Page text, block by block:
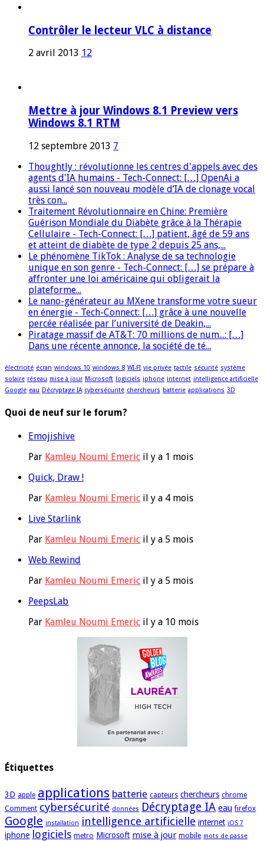
Contrôler le lecteur VLC à distance
2 avril 2013 12
Mettre à jour Windows 8.1 Preview vers
Windows 8.1 RTM
12 septembre 2013 7
Thoughtly : révolutionne les centres d'appels avec des
agents d'IA humains - Tech-Connect: […] OpenAi a
aussi lancé son nouveau modèle d’IA de clonage vocal
très con...
Traitement Révolutionnaire en Chine: Première
Guérison Mondiale du Diabète grâce à la Thérapie
Cellulaire - Tech-Connect: […] patient, âgé de 59 ans
et atteint de diabète de type 2 depuis 25 ans,...
Le phénomène TikTok : Analyse de sa technologie
unique en son genre - Tech-Connect: […] se prépare à
affronter une loi américaine qui obligerait la
plateforme...
Le nano-générateur au MXene transforme votre sueur
en énergie - Tech-Connect: […] grâce à une nouvelle
percée réalisée par l’université de Deakin,...
Piratage massif de AT&T: 70 millions de num...: […]
Dans une récente annonce, la société de té...
électricité écran windows 10 windows 8 WI-FI vie privée tactile sécurité système
solaire réseau mise à jour Microsoft logiciels iphone internet intelligence artificielle
Google eau Décryptage IA cybersécurité chercheurs batterie applications 3D
Quoi de neuf sur le forum?
Emojishive
Par Kamleu Noumi Emeric il y a 1 mois
Quick, Draw !
Par Kamleu Noumi Emeric il y a 4 mois
Live Starlink
Par Kamleu Noumi Emeric il y a 5 mois
Web Rewind
Par Kamleu Noumi Emeric il y a 5 mois
PeepsLab
Par Kamleu Noumi Emeric il y a 10 mois
Étiquettes
3D apple applications batterie capteurs chercheurs chrome
Comment cybersécurité données Décryptage IA eau firefox
Google installation intelligence artificielle internet iOS 7
iphone logiciels metro Microsoft mise à jour mobile mots de passe